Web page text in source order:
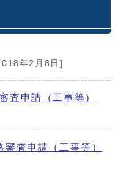
年2月8日]
査申請（工事等）
査申請（工事等）